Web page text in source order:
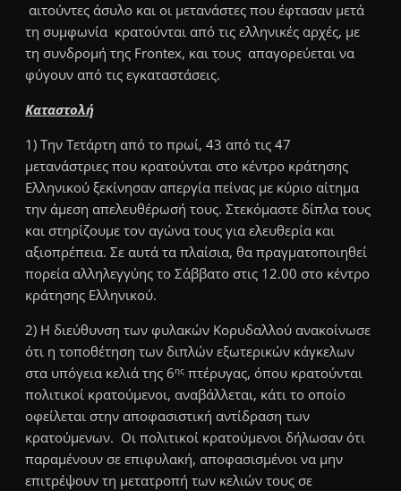
αιτούντες άσυλο και οι μετανάστες που έφτασαν μετά
τη συμφωνία κρατούνται από τις ελληνικές αρχές, με
τη συνδρομή της Frontex, και τους απαγορεύεται να
φύγουν από τις εγκαταστάσεις.
Καταστολή
1) Την Τετάρτη από το πρωί, 43 από τις 47
μετανάστριες που κρατούνται στο κέντρο κράτησης
Ελληνικού ξεκίνησαν απεργία πείνας με κύριο αίτημα
την άμεση απελευθέρωσή τους. Στεκόμαστε δίπλα τους
και στηρίζουμε τον αγώνα τους για ελευθερία και
αξιοπρέπεια. Σε αυτά τα πλαίσια, θα πραγματοποιηθεί
πορεία αλληλεγγύης το Σάββατο στις 12.00 στο κέντρο
κράτησης Ελληνικού.
2) Η διεύθυνση των φυλακών Κορυδαλλού ανακοίνωσε
ότι η τοποθέτηση των διπλών εξωτερικών κάγκελων
στα υπόγεια κελιά της 6ης πτέρυγας, όπου κρατούνται
πολιτικοί κρατούμενοι, αναβάλλεται, κάτι το οποίο
οφείλεται στην αποφασιστική αντίδραση των
κρατούμενων. Οι πολιτικοί κρατούμενοι δήλωσαν ότι
παραμένουν σε επιφυλακή, αποφασισμένοι να μην
επιτρέψουν τη μετατροπή των κελιών τους σε